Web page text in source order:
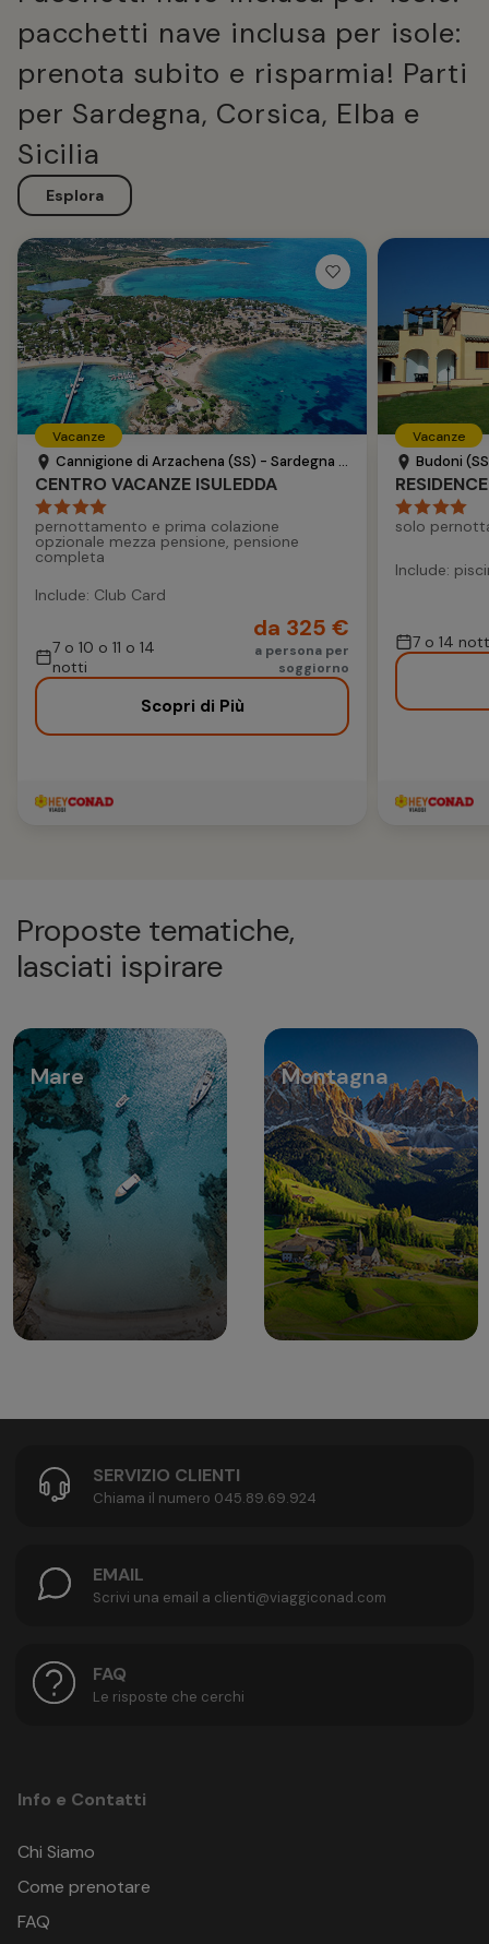
pacchetti nave inclusa per isole:
prenota subito e risparmia! Parti
per Sardegna, Corsica, Elba e
Sicilia
Esplora
Vacanze
Cannigione di Arzachena (SS) - Sardegna - Italia
CENTRO VACANZE ISULEDDA
pernottamento e prima colazione
opzionale mezza pensione, pensione
completa
Include: Club Card
7 o 10 o 11 o 14
notti
da 325 €
a persona per
soggiorno
Scopri di Più
Vacanze
Budoni
solo
Include:
7 o 14
Proposte tematiche,
lasciati ispirare
Mare Montagna
SERVIZIO CLIENTI
Chiama il numero 045.89.69.924
EMAIL
Scrivi una email a clienti@viaggiconad.com
FAQ
Le risposte che cerchi
Info e Contatti
Chi Siamo
Come prenotare
FAQ